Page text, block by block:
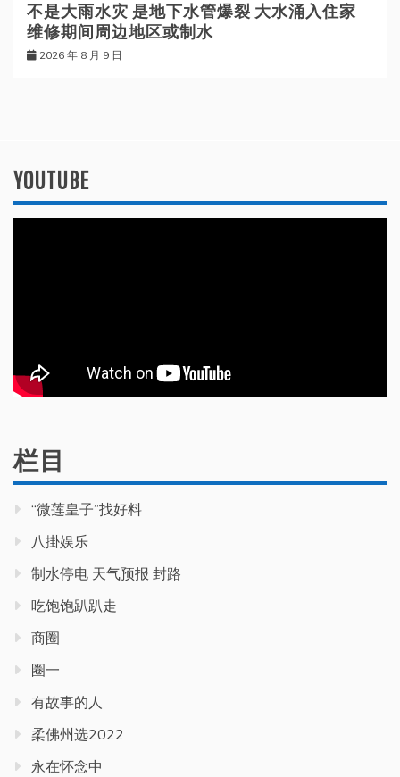
不是大雨水灾 是地下水管爆裂 大水涌入住家
维修期间周边地区或制水
2026 年 8 月 9 日
YOUTUBE
栏目
“微莲皇子”找好料
八掛娱乐
制水停电 天气预报 封路
吃饱饱趴趴走
商圈
圈一
有故事的人
柔佛州选2022
永在怀念中